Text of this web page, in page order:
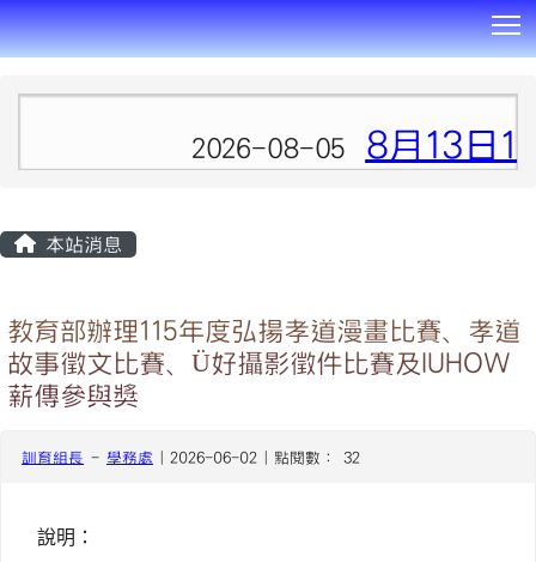
2026-08-05 8月13日
本站消息
教育部辦理115年度弘揚孝道漫畫比賽、孝道
故事徵文比賽、Ü好攝影徵件比賽及IUHOW
薪傳參與獎
訓育組長 - 學務處 | 2026-06-02 | 點閱數： 32
說明：